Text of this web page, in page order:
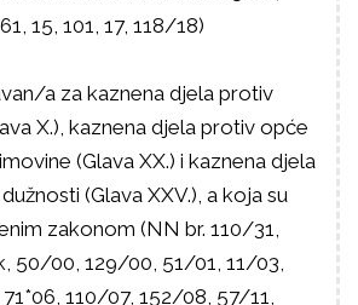
15, 101, 17, 118/18)
a za kaznena djela protiv
X.), kaznena djela protiv opće
(Glava XX.) i kaznena djela
(Glava XXV.), a koja su
zakonom (NN br. 110/31,
50/00, 129/00, 51/01, 11/03,
110/07, 152/08, 57/11,